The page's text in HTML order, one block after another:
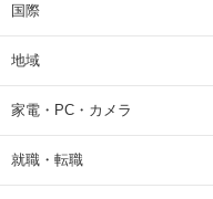
国際
地域
家電・PC・カメラ
就職・転職